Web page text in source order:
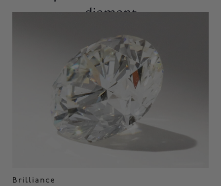
diamant
Brilliance